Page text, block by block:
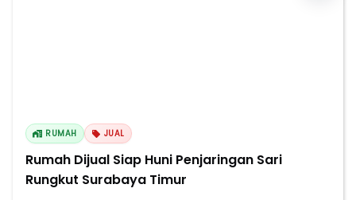
RUMAH JUAL
Rumah Dijual Siap Huni Penjaringan Sari
Rungkut Surabaya Timur